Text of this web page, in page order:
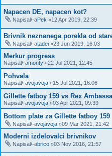
Napacen DE, napacen kot?
Napisal/-aPek »12 Apr 2019, 22:39
Brivnik neznanega porekla od
Napisal/-atadei »23 Jun 2019, 16:03
Merkur progress
Napisal/-amonty »22 Jul 2021, 12:45
Pohvala
Napisal/-avojavoja »15 Jul 2021, 16:06
Gillette fatboy 159 vs Rex
Napisal/-avojavoja »03 Apr 2021, 09:39
Bottom plate za Gillette fatboy 159
Napisal/-avojavoja »09 Mar 2021, 21:42
Moderni izdelovalci brivnikov
Napisal/-abrico »03 Nov 2016, 21:57